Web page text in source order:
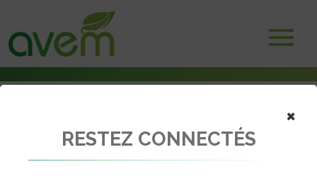
Résultats financiers encourageants pour Renault qui accélère la
×
RESTEZ CONNECTÉS